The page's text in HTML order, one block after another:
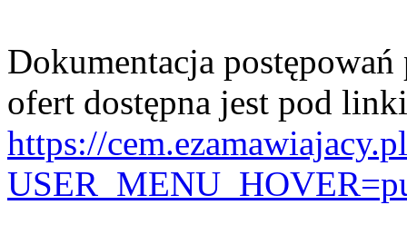
Dokumentacja
ofert dostępna jest pod
https://